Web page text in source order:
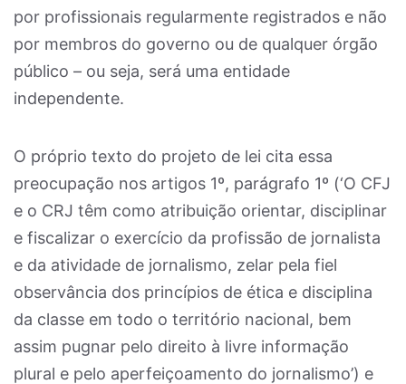
por profissionais regularmente registrados e não
por membros do governo ou de qualquer órgão
público – ou seja, será uma entidade
independente.
O próprio texto do projeto de lei cita essa
preocupação nos artigos 1º, parágrafo 1º (‘O CFJ
e o CRJ têm como atribuição orientar, disciplinar
e fiscalizar o exercício da profissão de jornalista
e da atividade de jornalismo, zelar pela fiel
observância dos princípios de ética e disciplina
da classe em todo o território nacional, bem
assim pugnar pelo direito à livre informação
plural e pelo aperfeiçoamento do jornalismo’) e